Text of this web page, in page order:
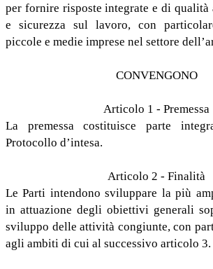
per fornire risposte integrate e di
e sicurezza sul lavoro, con
piccole e medie imprese nel settore
CONVENGONO
Articolo 1 - Premessa
La premessa costituisce parte
Protocollo d’intesa.
Articolo 2 - Finalità
Le Parti intendono sviluppare la più
in attuazione degli obiettivi generali
sviluppo delle attività congiunte, con
agli ambiti di cui al successivo articolo 3.